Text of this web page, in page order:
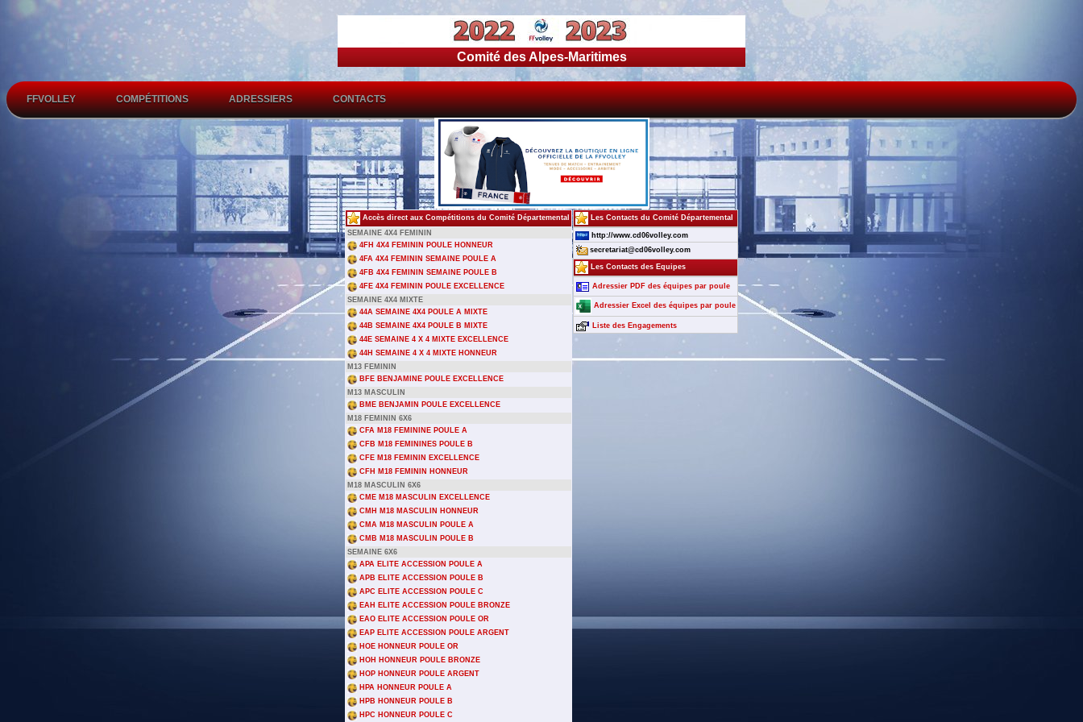
Comité des Alpes-Maritimes
FFVOLLEY COMPÉTITIONS ADRESSIERS CONTACTS
Accès direct aux Compétitions du Comité Départemental
SEMAINE 4X4 FEMININ
4FH 4X4 FEMININ POULE HONNEUR
4FA 4X4 FEMININ SEMAINE POULE A
4FB 4X4 FEMININ SEMAINE POULE B
4FE 4X4 FEMININ POULE EXCELLENCE
SEMAINE 4X4 MIXTE
44A SEMAINE 4X4 POULE A MIXTE
44B SEMAINE 4X4 POULE B MIXTE
44E SEMAINE 4 X 4 MIXTE EXCELLENCE
44H SEMAINE 4 X 4 MIXTE HONNEUR
M13 FEMININ
BFE BENJAMINE POULE EXCELLENCE
M13 MASCULIN
BME BENJAMIN POULE EXCELLENCE
M18 FEMININ 6X6
CFA M18 FEMININE POULE A
CFB M18 FEMININES POULE B
CFE M18 FEMININ EXCELLENCE
CFH M18 FEMININ HONNEUR
M18 MASCULIN 6X6
CME M18 MASCULIN EXCELLENCE
CMH M18 MASCULIN HONNEUR
CMA M18 MASCULIN POULE A
CMB M18 MASCULIN POULE B
SEMAINE 6X6
APA ELITE ACCESSION POULE A
APB ELITE ACCESSION POULE B
APC ELITE ACCESSION POULE C
EAH ELITE ACCESSION POULE BRONZE
EAO ELITE ACCESSION POULE OR
EAP ELITE ACCESSION POULE ARGENT
HOE HONNEUR POULE OR
HOH HONNEUR POULE BRONZE
HOP HONNEUR POULE ARGENT
HPA HONNEUR POULE A
HPB HONNEUR POULE B
HPC HONNEUR POULE C
Les Contacts du Comité Départemental
http://www.cd06volley.com
secretariat@cd06volley.com
Les Contacts des Equipes
Adressier PDF des équipes par poule
Adressier Excel des équipes par poule
Liste des Engagements